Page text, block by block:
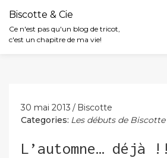
Biscotte & Cie
Ce n'est pas qu'un blog de tricot,
c'est un chapitre de ma vie!
30 mai 2013
Biscotte
Categories: Les débuts de Biscotte
L’automne… déjà !!